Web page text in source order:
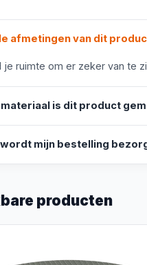
afmetingen van dit
je ruimte om er zeker van te
materiaal is dit product
wordt mijn bestelling
producten